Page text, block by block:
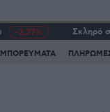
-2,37% Σκληρό